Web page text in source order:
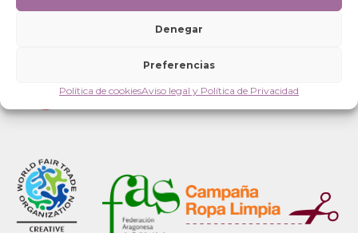
Denegar
Preferencias
Política de cookiesAviso legal y Política de Privacidad